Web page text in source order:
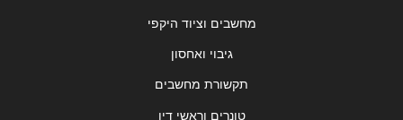
מחשבים וציוד היקפי
גיבוי ואחסון
תקשורת מחשבים
טונרים וראשי דיו